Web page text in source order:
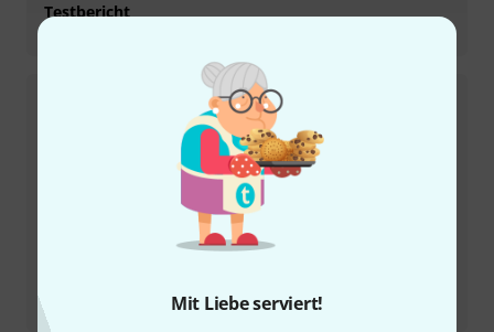
Mit Liebe serviert!
Testbericht
D'Addario Basssaiten EXL 190 & 220-5